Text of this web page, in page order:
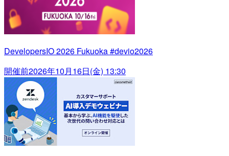
DevelopersIO 2026 Fukuoka #devio2026
開催前2026年10月16日(金) 13:30